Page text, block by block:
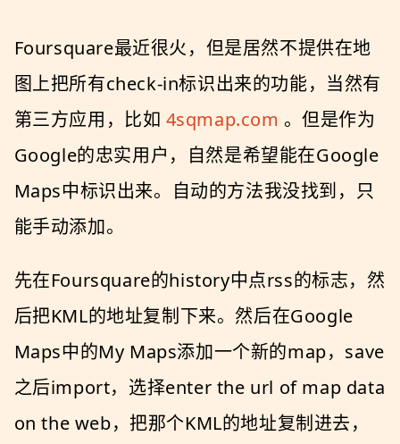
Foursquare最近很火，但是居然不提供在地
图上把所有check-in标识出来的功能，当然有
第三方应用，比如 4sqmap.com 。但是作为
Google的忠实用户，自然是希望能在Google
Maps中标识出来。自动的方法我没找到，只
能手动添加。
先在Foursquare的history中点rss的标志，然
后把KML的地址复制下来。然后在Google
Maps中的My Maps添加一个新的map，save
之后import，选择enter the url of map data
on the web，把那个KML的地址复制进去，